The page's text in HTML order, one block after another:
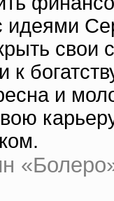
свои
к
и